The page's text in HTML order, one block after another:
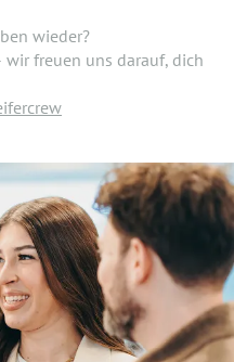
wieder?
freuen uns darauf, dich